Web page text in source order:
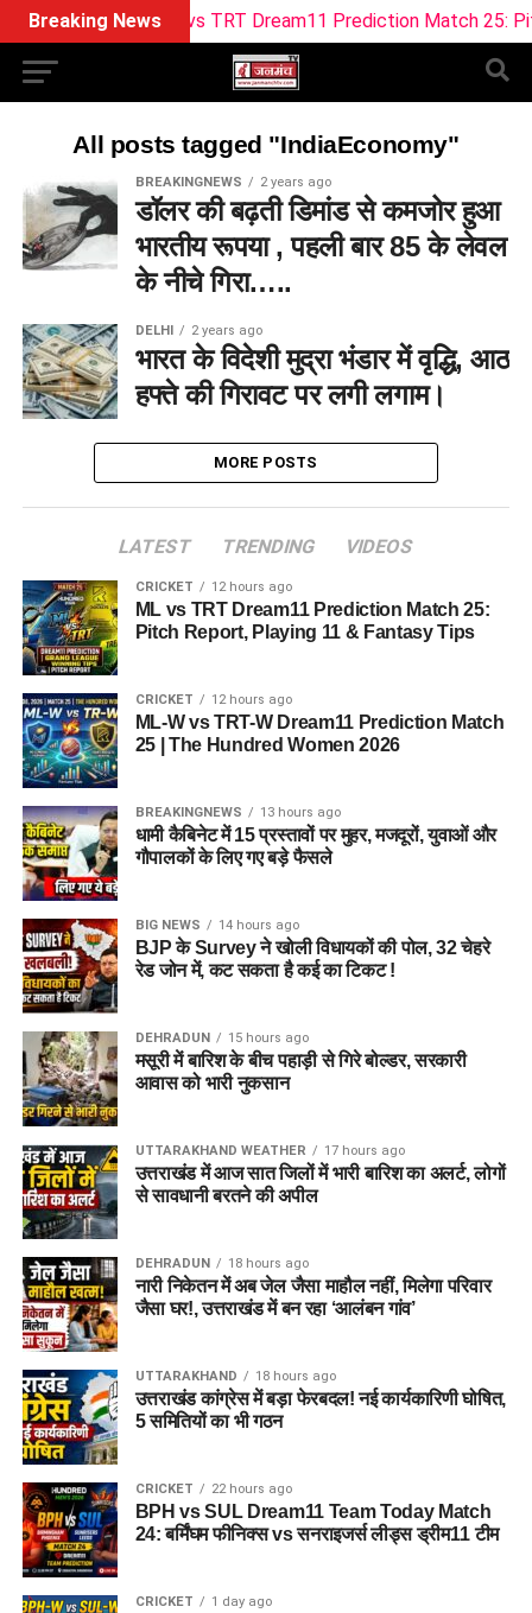
Breaking NewsML vs TRT Dream11 Prediction Match 25:
All posts tagged "IndiaEconomy"
BREAKINGNEWS 2 years ago
डॉलर की बढ़ती डिमांड से कमजोर हुआ
भारतीय रूपया , पहली बार 85 के लेवल
के नीचे गिरा…..
DELHI 2 years ago
भारत के विदेशी मुद्रा भंडार में वृद्धि, आठ
हफ्ते की गिरावट पर लगी लगाम।
MORE POSTS
LATEST TRENDING VIDEOS
CRICKET 12 hours ago
ML vs TRT Dream11 Prediction Match 25:
Pitch Report, Playing 11 & Fantasy Tips
CRICKET 12 hours ago
ML-W vs TRT-W Dream11 Prediction Match
25 | The Hundred Women 2026
BREAKINGNEWS 13 hours ago
धामी कैबिनेट में 15 प्रस्तावों पर मुहर, मजदूरों, युवाओं और
गौपालकों के लिए गए बड़े फैसले
BIG NEWS 14 hours ago
BJP के Survey ने खोली विधायकों की पोल, 32 चेहरे
रेड जोन में, कट सकता है कई का टिकट !
DEHRADUN 15 hours ago
मसूरी में बारिश के बीच पहाड़ी से गिरे बोल्डर, सरकारी
आवास को भारी नुकसान
UTTARAKHAND WEATHER 17 hours ago
उत्तराखंड में आज सात जिलों में भारी बारिश का अलर्ट, लोगों
से सावधानी बरतने की अपील
DEHRADUN 18 hours ago
नारी निकेतन में अब जेल जैसा माहौल नहीं, मिलेगा परिवार
जैसा घर!, उत्तराखंड में बन रहा ‘आलंबन गांव’
UTTARAKHAND 18 hours ago
उत्तराखंड कांग्रेस में बड़ा फेरबदल! नई कार्यकारिणी घोषित,
5 समितियों का भी गठन
CRICKET 22 hours ago
BPH vs SUL Dream11 Team Today Match
24: बर्मिंघम फीनिक्स vs सनराइजर्स लीड्स ड्रीम11 टीम
CRICKET 1 day ago